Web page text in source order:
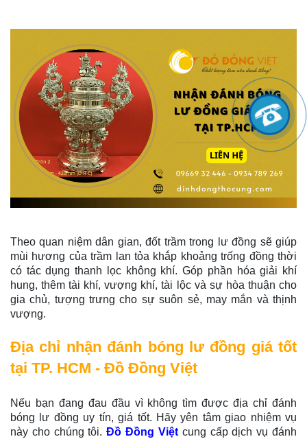
Theo quan niệm dân gian, đốt trầm trong lư đồng sẽ giúp
mùi hương của trầm lan tỏa khắp khoảng trống đồng thời
có tác dụng thanh lọc không khí. Góp phần hóa giải khí
hung, thêm tài khí, vượng khí, tài lộc và sự hòa thuận cho
gia chủ, tượng trưng cho sự suôn sẻ, may mắn và thịnh
vượng.
Địa chỉ nhận đánh bóng lư đồng giá tốt
tại TP. HCM - Đồ Đồng Việt
Nếu bạn đang đau đầu vì không tìm được địa chỉ đánh
bóng lư đồng uy tín, giá tốt. Hãy yên tâm giao nhiệm vụ
này cho chúng tôi.Đồ Đồng Việtcung cấp dịch vụ đánh